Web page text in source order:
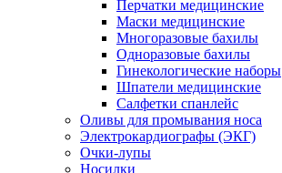
Перчатки медицинские
Маски медицинские
Многоразовые бахилы
Одноразовые бахилы
Гинекологические наборы
Шпатели медицинские
Салфетки спанлейс
Оливы для промывания носа
Электрокардиографы (ЭКГ)
Очки-лупы
Носилки